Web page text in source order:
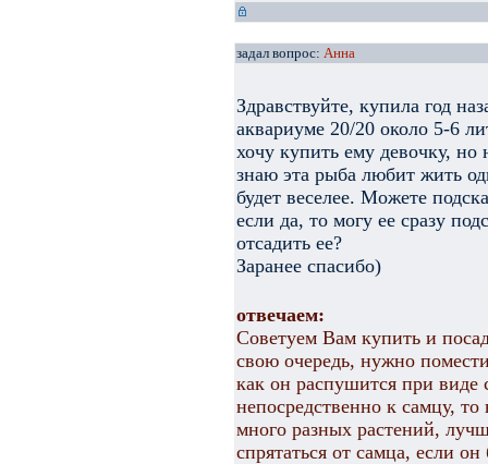
задал вопрос: Анна
Здравствуйте, купила год
аквариуме 20/20 около 5-6
хочу купить ему девочку, но
знаю эта рыба любит жить
будет веселее. Можете
если да, то могу ее сразу
отсадить ее?
Заранее спасибо)
отвечаем:
Советуем Вам купить и
свою очередь, нужно
как он распушится при
непосредственно к самцу,
много разных растений,
спрятаться от самца, если